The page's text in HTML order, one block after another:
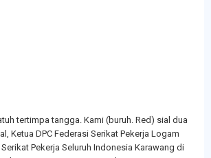
tertimpa tangga. Kami (buruh. Red) sial dua
Ketua DPC Federasi Serikat Pekerja Logam
Pekerja Seluruh Indonesia Karawang di